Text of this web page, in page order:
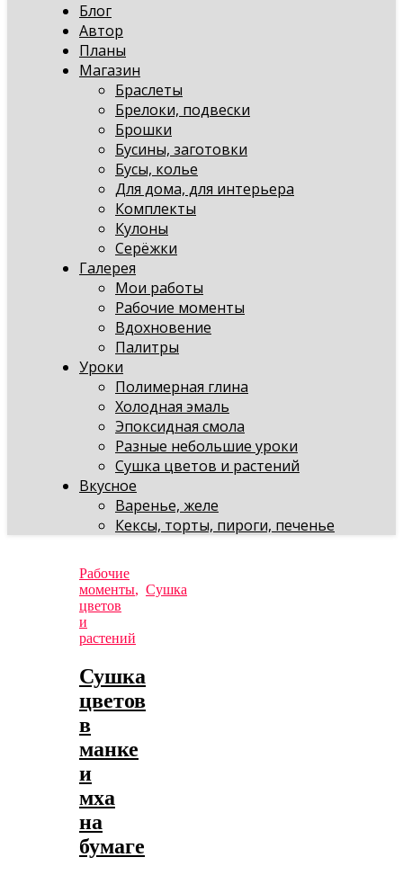
Блог
Автор
Планы
Магазин
Браслеты
Брелоки, подвески
Брошки
Бусины, заготовки
Бусы, колье
Для дома, для интерьера
Комплекты
Кулоны
Серёжки
Галерея
Мои работы
Рабочие моменты
Вдохновение
Палитры
Уроки
Полимерная глина
Холодная эмаль
Эпоксидная смола
Разные небольшие уроки
Сушка цветов и растений
Вкусное
Варенье, желе
Кексы, торты, пироги, печенье
Рабочие
моменты, Сушка
цветов
и
растений
Сушка
цветов
в
манке
и
мха
на
бумаге